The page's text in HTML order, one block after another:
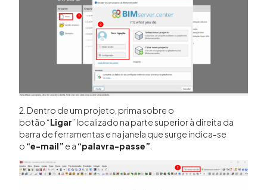
2. Dentro de um projeto, prima sobre o
botão “Ligar” localizado na parte superior à direita da
barra de ferramentas e na janela que surge indica-se
o “e-mail” e a “palavra-passe”